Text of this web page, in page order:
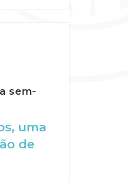
sem-
uma
de